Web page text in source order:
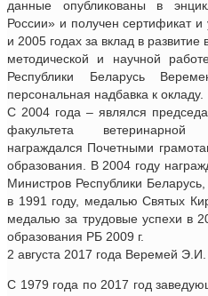
данные опубликованы в
России» и получен сертификат
и 2005 годах за вклад в
методической и научной
Республики Беларусь
персональная надбавка к окладу.
С 2004 года – являлся
факультета
награждался Почетными
образования. В 2004 году
Министров Республики
в 1991 году, медалью Святых
медалью за трудовые успехи в
образования РБ 2009 г.
2 августа 2017 года Веремей
С 1979 года по 2017 год